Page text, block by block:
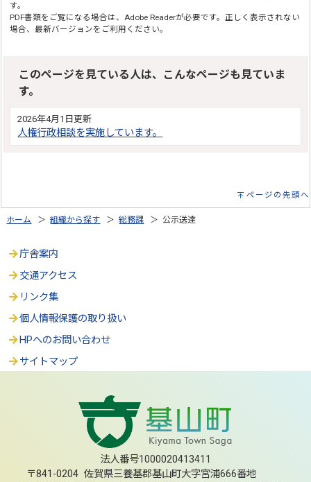
す。
PDF書類をご覧になる場合は、Adobe Readerが必要です。正しく表示されない
場合、最新バージョンをご利用ください。
このページを見ている人は、こんなページも見ていま
す。
2026年4月1日更新
人権行政相談を実施しています。
ページの先頭へ
ホーム ＞組織から探す ＞総務課 ＞ 公示送達
庁舎案内
交通アクセス
リンク集
個人情報保護の取り扱い
HPへのお問い合わせ
サイトマップ
法人番号1000020413411
〒841-0204 佐賀県三養基郡基山町大字宮浦666番地